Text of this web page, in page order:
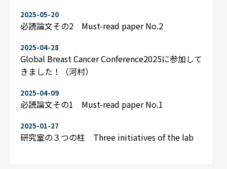
2025-05-20
必読論文その2 Must-read paper No.2
2025-04-28
Global Breast Cancer Conference2025に参加して
きました！（河村）
2025-04-09
必読論文その1 Must-read paper No.1
2025-01-27
研究室の３つの柱 Three initiatives of the lab